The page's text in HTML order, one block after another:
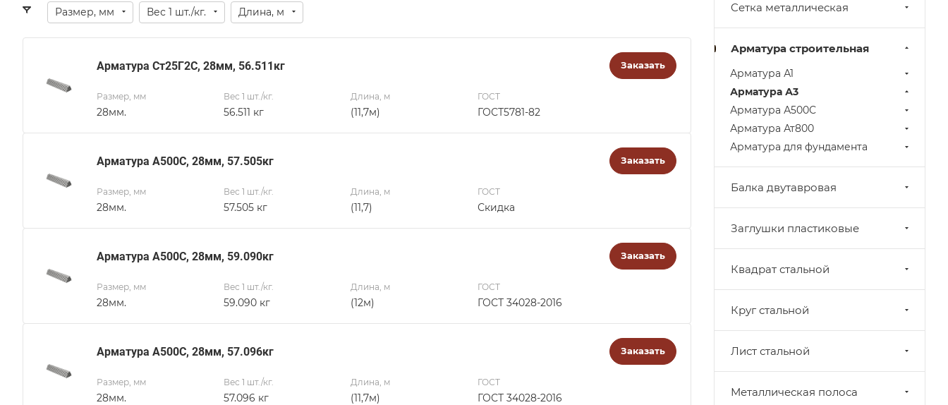
Размер, мм Вес 1 шт./кг. Длина, м
Арматура Ст25Г2С, 28мм, 56.511кг Заказать
Размер, мм
28мм.
Вес 1 шт./кг.
56.511 кг
Длина, м
(11,7м)
ГОСТ
ГОСТ5781-82
Арматура А500С, 28мм, 57.505кг Заказать
Размер, мм
28мм.
Вес 1 шт./кг.
57.505 кг
Длина, м
(11,7)
ГОСТ
Скидка
Арматура А500С, 28мм, 59.090кг Заказать
Размер, мм
28мм.
Вес 1 шт./кг.
59.090 кг
Длина, м
(12м)
ГОСТ
ГОСТ 34028-2016
Арматура А500С, 28мм, 57.096кг Заказать
Размер, мм
28мм.
Вес 1 шт./кг.
57.096 кг
Длина, м
(11,7м)
ГОСТ
ГОСТ 34028-2016
Cетка металлическая
Арматура строительная
Арматура А1
Арматура А3
Арматура А500С
Арматура Ат800
Арматура для фундамента
Балка двутавровая
Заглушки пластиковые
Квадрат стальной
Круг стальной
Лист стальной
Металлическая полоса